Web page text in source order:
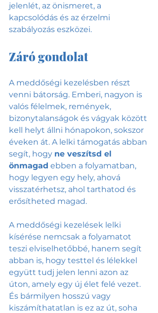
jelenlét, az önismeret, a
kapcsolódás és az érzelmi
szabályozás eszközei.
Záró gondolat
A meddőségi kezelésben részt
venni bátorság. Emberi, nagyon is
valós félelmek, remények,
bizonytalanságok és vágyak között
kell helyt állni hónapokon, sokszor
éveken át. A lelki támogatás abban
segít, hogy ne veszítsd el
önmagad ebben a folyamatban,
hogy legyen egy hely, ahová
visszatérhetsz, ahol tarthatod és
erősítheted magad.
A meddőségi kezelések lelki
kísérése nemcsak a folyamatot
teszi elviselhetőbbé, hanem segít
abban is, hogy testtel és lélekkel
együtt tudj jelen lenni azon az
úton, amely egy új élet felé vezet.
És bármilyen hosszú vagy
kiszámíthatatlan is ez az út, soha